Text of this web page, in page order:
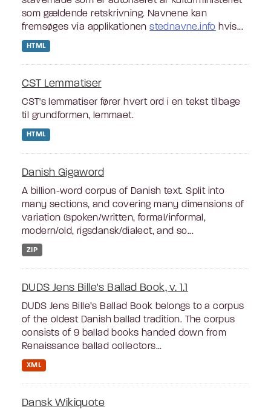
som gældende retskrivning. Navnene kan
fremsøges via applikationenstednavne.info hvis...
HTML
CST Lemmatiser
CST's lemmatiser fører hvert ord i en tekst tilbage
til grundformen, lemmaet.
HTML
Danish Gigaword
A billion-word corpus of Danish text. Split into
many sections, and covering many dimensions of
variation (spoken/written, formal/informal,
modern/old, rigsdansk/dialect, and so...
ZIP
DUDS Jens Bille's Ballad Book, v. 1.1
DUDS Jens Bille’s Ballad Book belongs to a corpus
of the oldest Danish ballad tradition. The corpus
consists of 9 ballad books handed down from
Renaissance ballad collectors...
XML
Dansk Wikiquote